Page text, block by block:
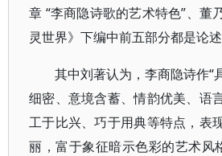
章 “李商隐诗歌的艺术特色”、董
灵世界》下编中前五部分都是论
其中刘著认为，李商隐诗作“
细密、意境含蓄、情韵优美、语
工于比兴、巧于用典等特点，表
丽，富于象征暗示色彩的艺术风